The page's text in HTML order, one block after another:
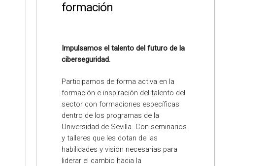
formación
Impulsamos el talento del futuro de la
ciberseguridad.
Participamos de forma activa en la
formación e inspiración del talento del
sector con formaciones específicas
dentro de los programas de la
Universidad de Sevilla. Con seminarios
y talleres que les dotan de las
habilidades y visión necesarias para
liderar el cambio hacia la